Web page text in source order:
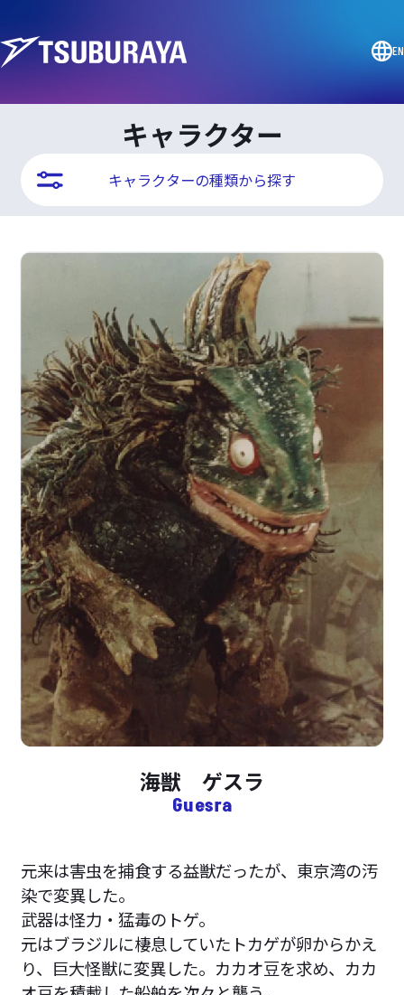
EN
キャラクター
キャラクターの種類から探す
海獣 ゲスラ
Guesra
元来は害虫を捕食する益獣だったが、東京湾の汚
染で変異した。
武器は怪力・猛毒のトゲ。
元はブラジルに棲息していたトカゲが卵からかえ
り、巨大怪獣に変異した。カカオ豆を求め、カカ